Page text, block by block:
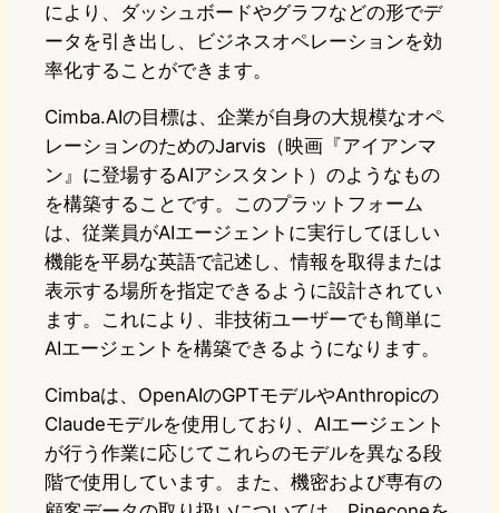
により、ダッシュボードやグラフなどの形でデ
ータを引き出し、ビジネスオペレーションを効
率化することができます。
Cimba.AIの目標は、企業が自身の大規模なオペ
レーションのためのJarvis（映画『アイアンマ
ン』に登場するAIアシスタント）のようなもの
を構築することです。このプラットフォーム
は、従業員がAIエージェントに実行してほしい
機能を平易な英語で記述し、情報を取得または
表示する場所を指定できるように設計されてい
ます。これにより、非技術ユーザーでも簡単に
AIエージェントを構築できるようになります。
Cimbaは、OpenAIのGPTモデルやAnthropicの
Claudeモデルを使用しており、AIエージェント
が行う作業に応じてこれらのモデルを異なる段
階で使用しています。また、機密および専有の